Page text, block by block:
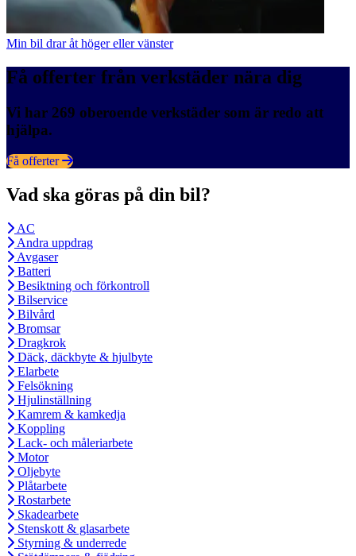
Min bil drar åt höger eller vänster
Få offerter från verkstäder nära dig
Vi har 269 oberoende verkstäder som är redo att
hjälpa.
Få offerter
Vad ska göras på din bil?
AC
Andra uppdrag
Avgaser
Batteri
Besiktning och förkontroll
Bilservice
Bilvård
Bromsar
Dragkrok
Däck, däckbyte & hjulbyte
Elarbete
Felsökning
Hjulinställning
Kamrem & kamkedja
Koppling
Lack- och måleriarbete
Motor
Oljebyte
Plåtarbete
Rostarbete
Skadearbete
Stenskott & glasarbete
Styrning & underrede